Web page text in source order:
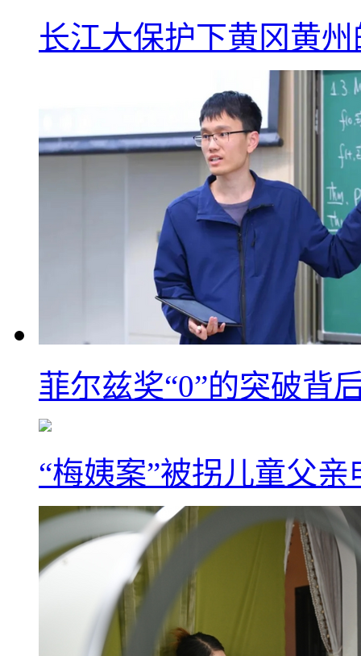
长江大保护下黄冈黄
菲尔兹奖“0”的突破背
“梅姨案”被拐儿童父